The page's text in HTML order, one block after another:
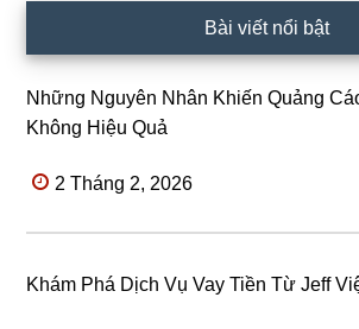
Bài viết nổi bật
Những Nguyên Nhân Khiến Quảng
Không Hiệu Quả
2 Tháng 2, 2026
Khám Phá Dịch Vụ Vay Tiền Từ Jeff